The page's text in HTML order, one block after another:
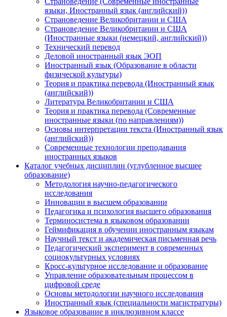
языки, Иностранный язык (английский))
Страноведение Великобритании и США
Страноведение Великобритании и США
(Иностранные языки (немецкий, английский))
Технический перевод
Деловой иностранный язык ЭОП
Иностранный язык (Образование в области
физической культуры)
Теория и практика перевода (Иностранный язык
(английский))
Литература Великобритании и США
Теория и практика перевода (Современные
иностранные языки (по направлениям))
Основы интерпретации текста (Иностранный язык
(английский))
Современные технологии преподавания
иностранных языков
Каталог учебных дисциплин (углубленное высшее
образование)
Методология научно-педагогического
исследования
Инновации в высшем образовании
Педагогика и психология высшего образования
Терминосистема в языковом образовании
Геймификация в обучении иностранным языкам
Научный текст и академическая письменная речь
Педагогический эксперимент в современных
социокультурных условиях
Кросс-культурное исследование и образование
Управление образовательным процессом в
цифровой среде
Основы методологии научного исследования
Иностранный язык (специальности магистратуры)
Языковое образование в инклюзивном классе